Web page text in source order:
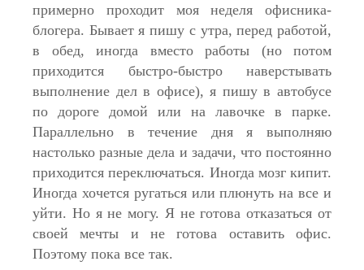
примерно проходит моя неделя офисника-
блогера. Бывает я пишу с утра, перед работой,
в обед, иногда вместо работы (но потом
приходится быстро-быстро наверстывать
выполнение дел в офисе), я пишу в автобусе
по дороге домой или на лавочке в парке.
Параллельно в течение дня я выполняю
настолько разные дела и задачи, что постоянно
приходится переключаться. Иногда мозг кипит.
Иногда хочется ругаться или плюнуть на все и
уйти. Но я не могу. Я не готова отказаться от
своей мечты и не готова оставить офис.
Поэтому пока все так.